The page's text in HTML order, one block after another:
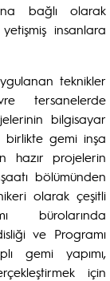
bağlı olarak
insanlara
teknikler
tersanelerde
bilgisayar
birlikte gemi inşa
hazır projelerin
bölümünden
olarak çeşitli
bürolarında
ve Programı
gemi yapımı,
için